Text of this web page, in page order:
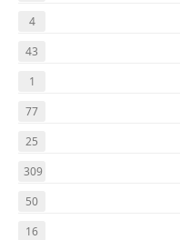
4
43
1
77
25
309
50
16